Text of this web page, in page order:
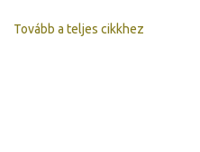
Tovább a teljes cikkhez